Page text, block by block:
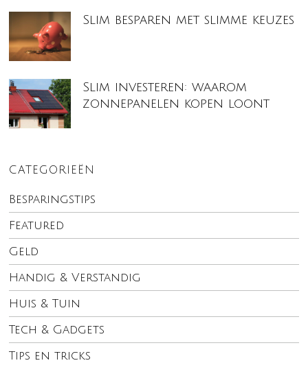
Slim besparen met slimme keuzes
Slim investeren: waarom
zonnepanelen kopen loont
CATEGORIEËN
Besparingstips
Featured
Geld
Handig & Verstandig
Huis & Tuin
Tech & Gadgets
Tips en tricks